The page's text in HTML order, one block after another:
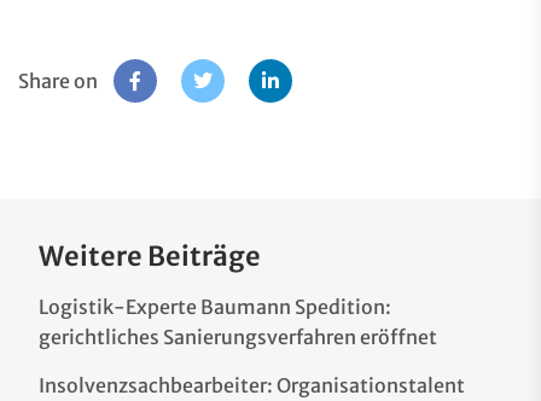
Share on
Weitere Beiträge
Logistik-Experte Baumann Spedition:
gerichtliches Sanierungsverfahren eröffnet
Insolvenzsachbearbeiter: Organisationstalent